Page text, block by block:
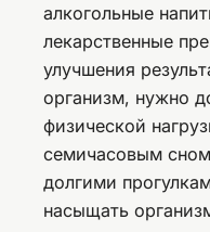
алкогольные
лекарственные
улучшения
организм, нужно
физической
семичасовым
долгими
насыщать